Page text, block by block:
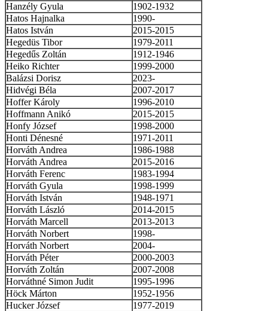
Hanzély Gyula
1902-1932
Hatos Hajnalka
1990-
Hatos István
2015-2015
Hegedüs Tibor
1979-2011
Hegedűs Zoltán
1912-1946
Heiko Richter
1999-2000
Balázsi Dorisz
2023-
Hidvégi Béla
2007-2017
Hoffer Károly
1996-2010
Hoffmann Anikó
2015-2015
Honfy József
1998-2000
Honti Dénesné
1971-2011
Horváth Andrea
1986-1988
Horváth Andrea
2015-2016
Horváth Ferenc
1983-1994
Horváth Gyula
1998-1999
Horváth István
1948-1971
Horváth László
2014-2015
Horváth Marcell
2013-2013
Horváth Norbert
1998-
Horváth Norbert
2004-
Horváth Péter
2000-2003
Horváth Zoltán
2007-2008
Horváthné Simon Judit
1995-1996
Höck Márton
1952-1956
Hucker József
1977-2019